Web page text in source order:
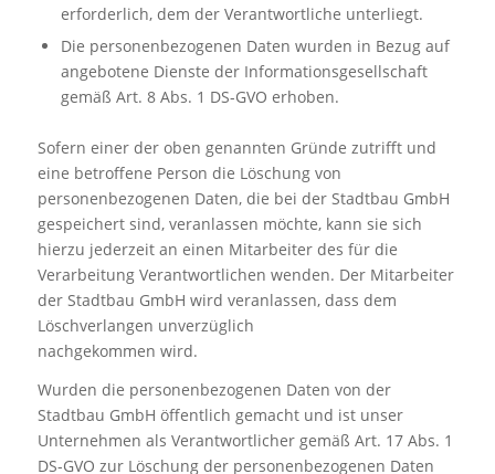
erforderlich, dem der Verantwortliche unterliegt.
Die personenbezogenen Daten wurden in Bezug auf
angebotene Dienste der Informationsgesellschaft
gemäß Art. 8 Abs. 1 DS-GVO erhoben.
Sofern einer der oben genannten Gründe zutrifft und
eine betroffene Person die Löschung von
personenbezogenen Daten, die bei der Stadtbau GmbH
gespeichert sind, veranlassen möchte, kann sie sich
hierzu jederzeit an einen Mitarbeiter des für die
Verarbeitung Verantwortlichen wenden. Der Mitarbeiter
der Stadtbau GmbH wird veranlassen, dass dem
Löschverlangen unverzüglich
nachgekommen wird.
Wurden die personenbezogenen Daten von der
Stadtbau GmbH öffentlich gemacht und ist unser
Unternehmen als Verantwortlicher gemäß Art. 17 Abs. 1
DS-GVO zur Löschung der personenbezogenen Daten